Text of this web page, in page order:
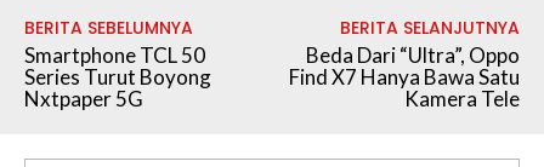
BERITA SEBELUMNYA
Smartphone TCL 50
Series Turut Boyong
Nxtpaper 5G
BERITA SELANJUTNYA
Beda Dari “Ultra”, Oppo
Find X7 Hanya Bawa Satu
Kamera Tele